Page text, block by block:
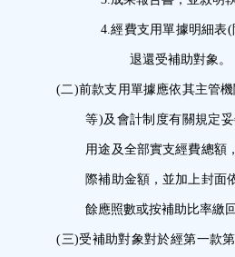
4.經費支用單據明細表(
退還受補助對象。
(二)前款支用單據應依其主管
等)及會計制度有關規定
用途及全部實支經費總額
際補助金額，並加上封面
餘應照數或按補助比率繳回
(三)受補助對象對於經第一款